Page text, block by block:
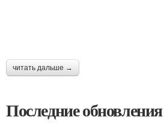
читать дальше →
Последние